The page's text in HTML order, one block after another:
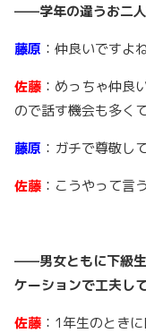
——学年の違うお二
藤原 ：仲良いですよ
佐藤 ：めっちゃ仲良
ので話す機会も多く
藤原 ：ガチで尊敬し
佐藤 ：こうやって言
——男女ともに下級生
ケーションで工夫し
佐藤 ：1年生のとき